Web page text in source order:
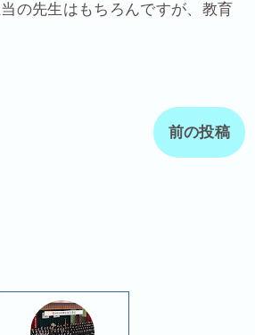
の先生はもちろんですが、教育
前の投稿